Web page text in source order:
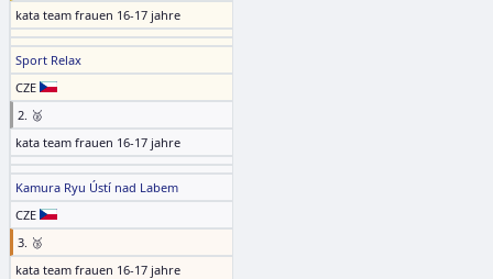
kata team frauen 16-17 jahre
Sport Relax
CZE
2. 🥈
kata team frauen 16-17 jahre
Kamura Ryu Ústí nad Labem
CZE
3. 🥉
kata team frauen 16-17 jahre